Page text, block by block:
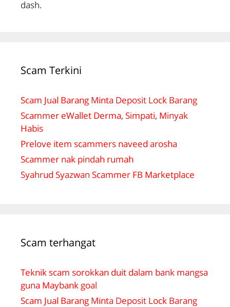
dash.
Scam Terkini
Scam Jual Barang Minta Deposit Lock Barang
Scammer eWallet Derma, Simpati, Minyak
Habis
Prelove item scammers naveed arosha
Scammer nak pindah rumah
Syahrud Syazwan Scammer FB Marketplace
Scam terhangat
Teknik scam sorokkan duit dalam bank mangsa
guna Maybank goal
Scam Jual Barang Minta Deposit Lock Barang